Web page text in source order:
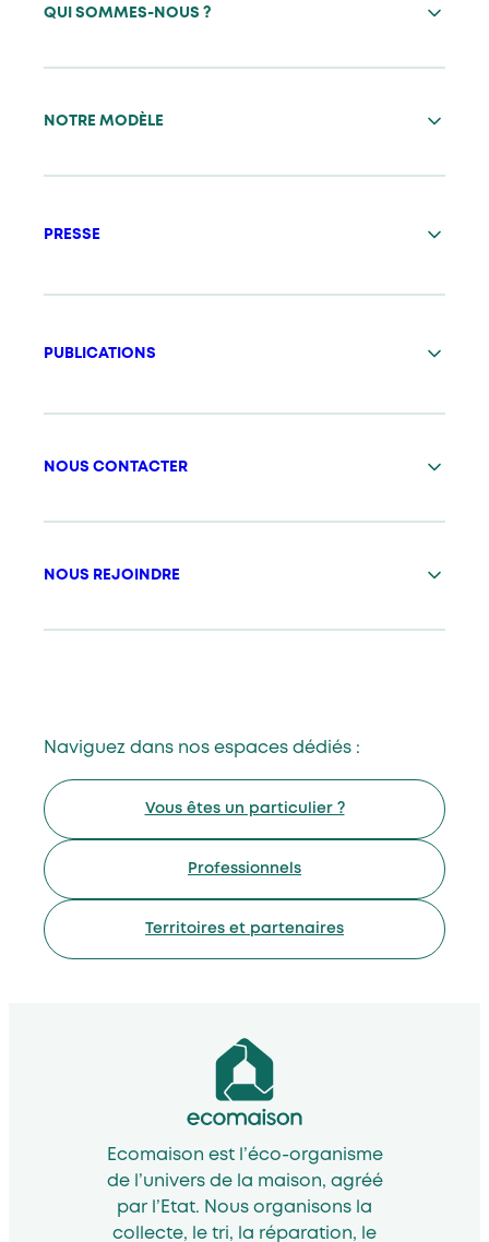
QUI SOMMES-NOUS ?
NOTRE MODÈLE
PRESSE
PUBLICATIONS
NOUS CONTACTER
NOUS REJOINDRE
Naviguez dans nos espaces dédiés :
Vous êtes un particulier ?
Professionnels
Territoires et partenaires
Ecomaison est l’éco-organisme
de l’univers de la maison, agréé
par l’Etat. Nous organisons la
collecte, le tri, la réparation, le